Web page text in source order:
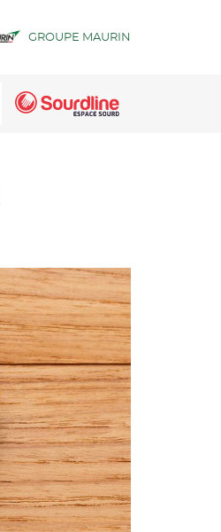
GROUPE MAURIN